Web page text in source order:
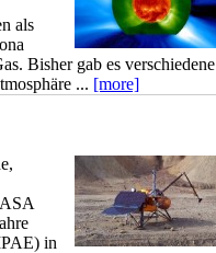
als
Bisher gab es verschiedene
... [more]
in